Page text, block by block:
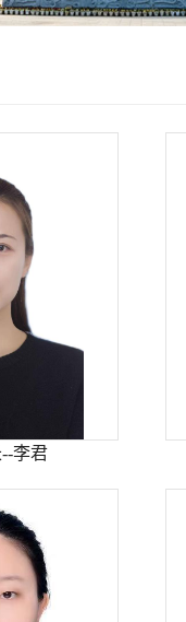
李君